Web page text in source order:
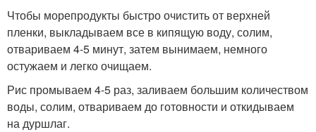
Чтобы морепродукты быстро очистить от верхней
пленки, выкладываем все в кипящую воду, солим,
отвариваем 4-5 минут, затем вынимаем, немного
остужаем и легко очищаем.
Рис промываем 4-5 раз, заливаем большим количеством
воды, солим, отвариваем до готовности и откидываем
на дуршлаг.